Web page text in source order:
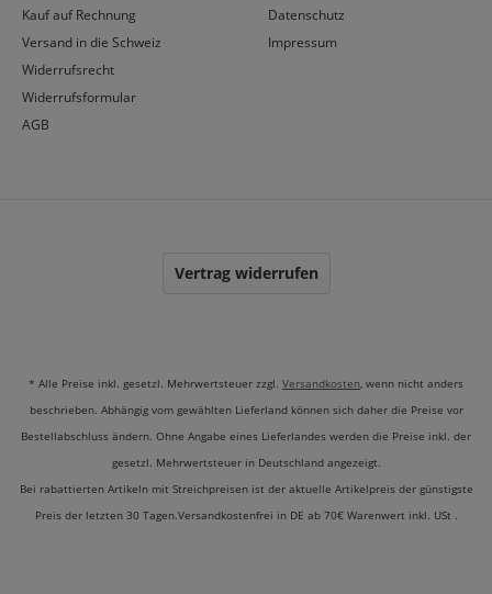
Kauf auf Rechnung
Versand in die Schweiz
Widerrufsrecht
Widerrufsformular
AGB
Datenschutz
Impressum
Vertrag widerrufen
* Alle Preise inkl. gesetzl. Mehrwertsteuer zzgl. Versandkosten, wenn nicht anders
beschrieben. Abhängig vom gewählten Lieferland können sich daher die Preise vor
Bestellabschluss ändern. Ohne Angabe eines Lieferlandes werden die Preise inkl. der
gesetzl. Mehrwertsteuer in Deutschland angezeigt.
Bei rabattierten Artikeln mit Streichpreisen ist der aktuelle Artikelpreis der günstigste
Preis der letzten 30 Tagen.Versandkostenfrei in DE ab 70€ Warenwert inkl. USt .